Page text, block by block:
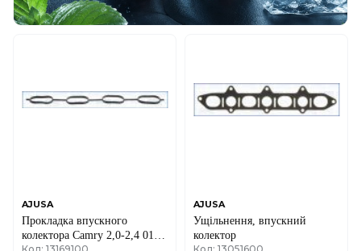
AJUSA
Прокладка впускного
колектора Camry 2,0-2,4 01-,
AJUSA
Ущільнення, впускний
колектор